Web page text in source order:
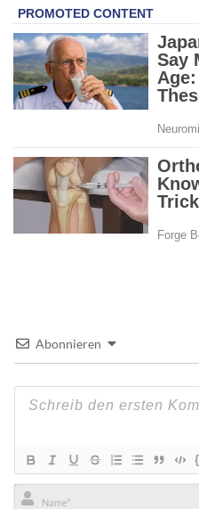
Abonnieren